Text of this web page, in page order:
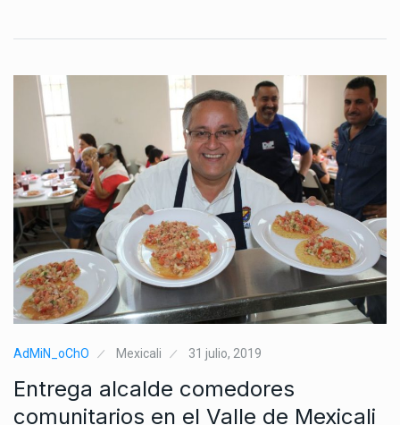
AdMiN_oChO Mexicali 31 julio, 2019
Entrega alcalde comedores
comunitarios en el Valle de Mexicali